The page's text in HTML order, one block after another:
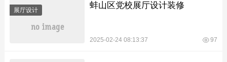
展厅设计 蚌山区党校展厅设计装修
2025-02-24 08:13:37 97